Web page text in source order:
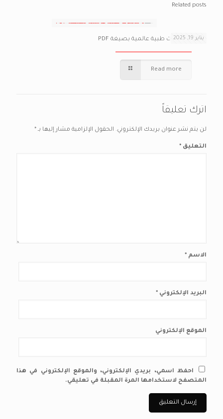
Related posts
يناير 19, 2025
أفضل 9 مجلات طبية عالمية بصيغة PDF
Read more
اترك تعليقاً
لن يتم نشر عنوان بريدك الإلكتروني. الحقول الإلزامية مشار إليها بـ *
التعليق *
الاسم *
البريد الإلكتروني *
الموقع الإلكتروني
احفظ اسمي، بريدي الإلكتروني، والموقع الإلكتروني في هذا
المتصفح لاستخدامها المرة المقبلة في تعليقي.